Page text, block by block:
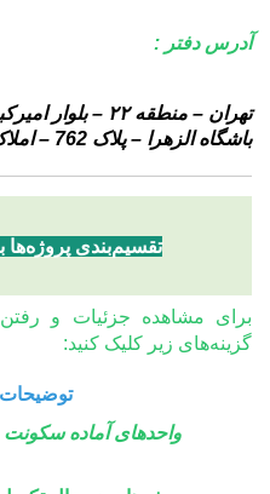
آدرس دفتر :
تهران – منطقه ۲۲
باشگاه الزهرا – پلاک 762 –
تقسیم‌بندی
برای مشاهده جزئیات و
گزینه‌های زیر کلیک کنید:
توضیحات
واحدهای آماده